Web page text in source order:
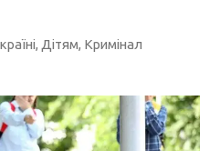
, Дітям, Кримінал